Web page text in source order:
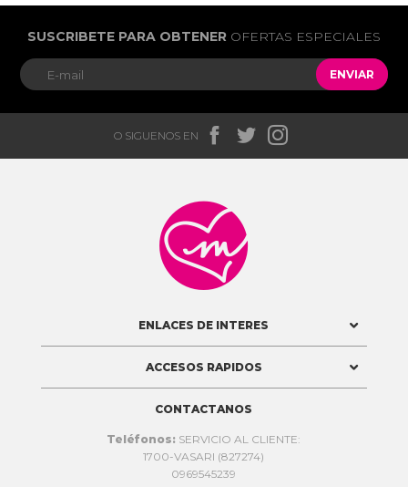
SUSCRIBETE PARA OBTENER OFERTAS ESPECIALES
ENVIAR
O SIGUENOS EN   

ENLACES DE INTERES
ACCESOS RAPIDOS
CONTACTANOS
Teléfonos: SERVICIO AL CLIENTE:
1700-VASARI (827274)
0969545239